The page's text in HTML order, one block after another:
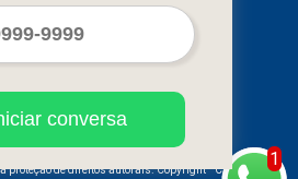
Mapa do site
proteção de direitos autorais. Copyright COMERCIAL
1
conversa